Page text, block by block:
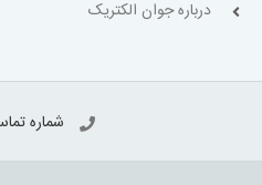
درباره جوان الکتریک
شماره